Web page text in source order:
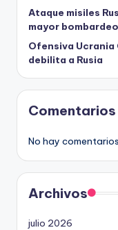
Ataque misiles
mayor bombardeo
Ofensiva Ucrania
debilita a Rusia
No hay
Archivos
julio 2026